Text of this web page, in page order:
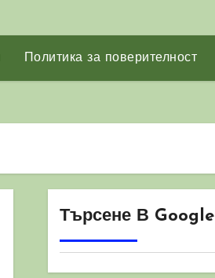
Политика за поверителност
Търсене В Google